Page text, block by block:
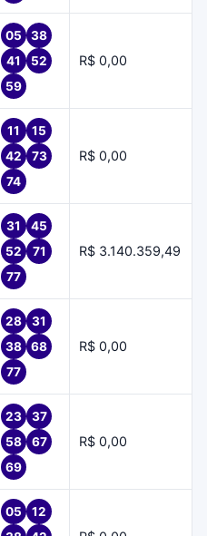
05
38
41
52
59
R$ 0,00
11
15
42
73
74
R$ 0,00
31
45
52
71
77
R$ 3.140.359,49
28
31
38
68
77
R$ 0,00
23
37
58
67
69
R$ 0,00
05
12